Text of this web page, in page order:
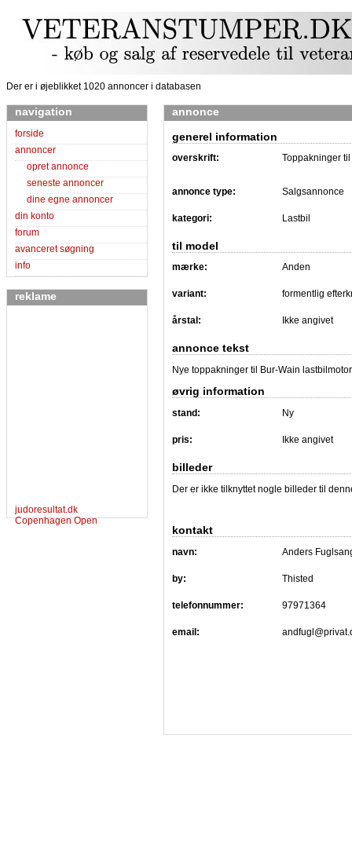
Der er i øjeblikket 1020 annoncer i databasen
navigation
forside
annoncer
opret annonce
seneste annoncer
dine egne annoncer
din konto
forum
avanceret søgning
info
reklame
judoresultat.dk
Copenhagen Open
annonce
generel information
overskrift: Toppakninger
annonce type: Salgsannonce
kategori: Lastbil
til model
mærke: Anden
variant: formentlig
årstal: Ikke angivet
annonce tekst
Nye toppakninger til Bur-Wain
øvrig information
stand: Ny
pris: Ikke angivet
billeder
Der er ikke tilknyttet nogle billeder til
kontakt
navn: Anders
by: Thisted
telefonnummer: 97971364
email: